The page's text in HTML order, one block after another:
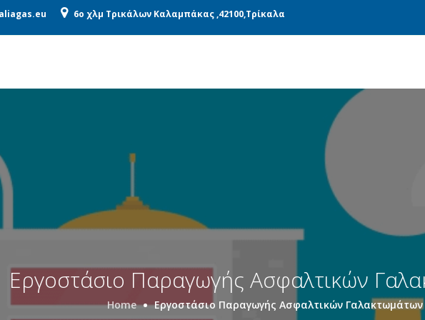
6o χλμ Τρικάλων Καλαμπάκας ,42100,Τρίκαλα
ΜΟΝΆΔΕΣ ΠΑΡΑΓΩΓΉΣ ΜΕΤΑΦΟΡΙΚΉ
Εργοστάσιο Παραγωγής Ασφαλτικών
Home Εργοστάσιο Παραγωγής Ασφαλτικών Γαλακτωμάτων